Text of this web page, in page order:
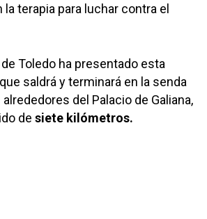
la terapia para luchar contra el
Toledo ha presentado esta
saldrá y terminará en la senda
del Palacio de Galiana,
de siete kilómetros.